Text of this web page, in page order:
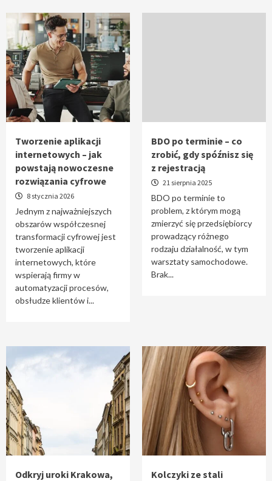
Tworzenie aplikacji
internetowych – jak
powstają nowoczesne
rozwiązania cyfrowe
8 stycznia 2026
Jednym z najważniejszych
obszarów współczesnej
transformacji cyfrowej jest
tworzenie aplikacji
internetowych, które
wspierają firmy w
automatyzacji procesów,
obsłudze klientów i...
BDO po terminie – co
zrobić, gdy spóźnisz się
z rejestracją
21 sierpnia 2025
BDO po terminie to
problem, z którym mogą
zmierzyć się przedsiębiorcy
prowadzący różnego
rodzaju działalność, w tym
warsztaty samochodowe.
Brak...
Odkryj uroki Krakowa,
Kolczyki ze stali